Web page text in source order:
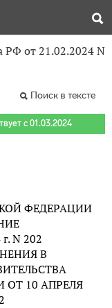
РФ от 21.02.2024 N
Поиск в тексте
с 01.03.2024
ФЕДЕРАЦИИ
N 202
В
10 АПРЕЛЯ